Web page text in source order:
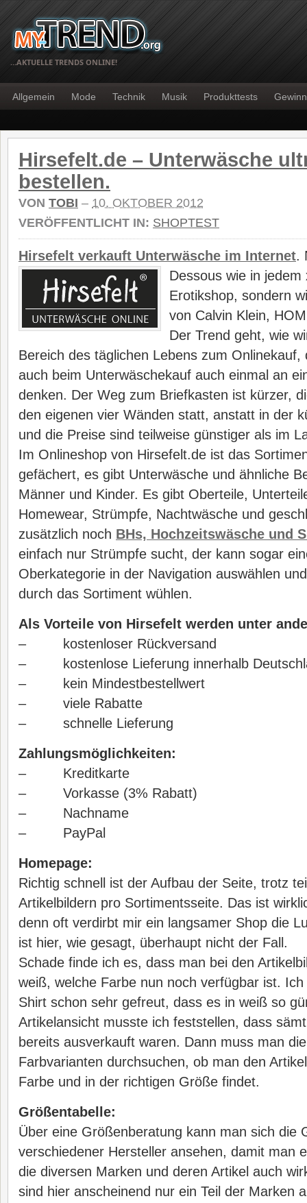
…AKTUELLE TRENDS ONLINE!
Allgemein Mode Technik Musik Produkttests
Hirsefelt.de – Unterwäsche
bestellen.
VON TOBI – 10. OKTOBER 2012
VERÖFFENTLICHT IN: SHOPTEST
Hirsefelt verkauft Unterwäsche im Internet.
Dessous wie in jedem
Erotikshop, sondern
von Calvin Klein,
Der Trend geht, wie
Bereich des täglichen Lebens zum Onlinekauf,
auch beim Unterwäschekauf auch einmal an
denken. Der Weg zum Briefkasten ist kürzer,
den eigenen vier Wänden statt, anstatt in der
und die Preise sind teilweise günstiger als im
Im Onlineshop von Hirsefelt.de ist das
gefächert, es gibt Unterwäsche und ähnliche
Männer und Kinder. Es gibt Oberteile,
Homewear, Strümpfe, Nachtwäsche und
zusätzlich noch BHs, Hochzeitswäsche und
einfach nur Strümpfe sucht, der kann sogar
Oberkategorie in der Navigation auswählen
durch das Sortiment wühlen.
Als Vorteile von Hirsefelt werden unter
– kostenloser Rückversand
– kostenlose Lieferung innerhalb
– kein Mindestbestellwert
– viele Rabatte
– schnelle Lieferung
Zahlungsmöglichkeiten:
– Kreditkarte
– Vorkasse (3% Rabatt)
– Nachname
– PayPal
Homepage:
Richtig schnell ist der Aufbau der Seite, trotz
Artikelbildern pro Sortimentsseite. Das ist
denn oft verdirbt mir ein langsamer Shop die
ist hier, wie gesagt, überhaupt nicht der Fall.
Schade finde ich es, dass man bei den
weiß, welche Farbe nun noch verfügbar ist.
Shirt schon sehr gefreut, dass es in weiß so
Artikelansicht musste ich feststellen, dass
bereits ausverkauft waren. Dann muss man
Farbvarianten durchsuchen, ob man den
Farbe und in der richtigen Größe findet.
Größentabelle:
Über eine Größenberatung kann man sich die
verschiedener Hersteller ansehen, damit man
die diversen Marken und deren Artikel auch
sind hier anscheinend nur ein Teil der Marken